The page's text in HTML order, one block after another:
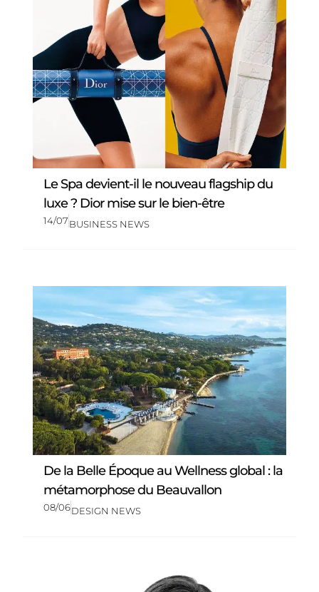
Le Spa devient-il le nouveau flagship du
luxe ? Dior mise sur le bien-être
14/07BUSINESS NEWS
De la Belle Époque au Wellness global : la
métamorphose du Beauvallon
08/06DESIGN NEWS